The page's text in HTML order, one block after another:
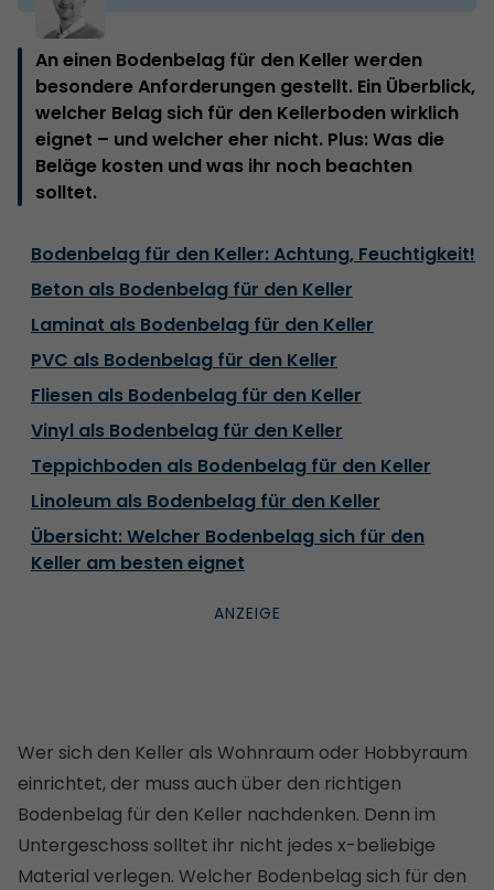
An einen Bodenbelag für den Keller werden
besondere Anforderungen gestellt. Ein Überblick,
welcher Belag sich für den Kellerboden wirklich
eignet – und welcher eher nicht. Plus: Was die
Beläge kosten und was ihr noch beachten
solltet.
Bodenbelag für den Keller: Achtung, Feuchtigkeit!
Beton als Bodenbelag für den Keller
Laminat als Bodenbelag für den Keller
PVC als Bodenbelag für den Keller
Fliesen als Bodenbelag für den Keller
Vinyl als Bodenbelag für den Keller
Teppichboden als Bodenbelag für den Keller
Linoleum als Bodenbelag für den Keller
Übersicht: Welcher Bodenbelag sich für den
Keller am besten eignet
Wer sich den Keller als Wohnraum oder Hobbyraum
einrichtet, der muss auch über den richtigen
Bodenbelag für den Keller nachdenken. Denn im
Untergeschoss solltet ihr nicht jedes x-beliebige
Material verlegen. Welcher Bodenbelag sich für den